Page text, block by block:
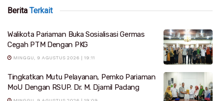
Berita Terkait
Walikota Pariaman Buka Sosialisasi Germas
Cegah PTM Dengan PKG
MINGGU, 9 AGUSTUS 2026 | 19:11
Tingkatkan Mutu Pelayanan, Pemko Pariaman
MoU Dengan RSUP. Dr. M. Djamil Padang